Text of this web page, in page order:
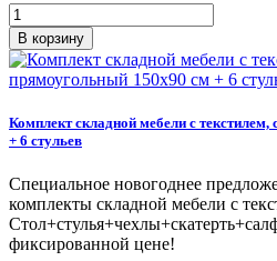
В корзину
Комплект складной мебели с
+ 6 стульев
Специальное новогоднее
комплекты складной мебели с
фиксированной цене!